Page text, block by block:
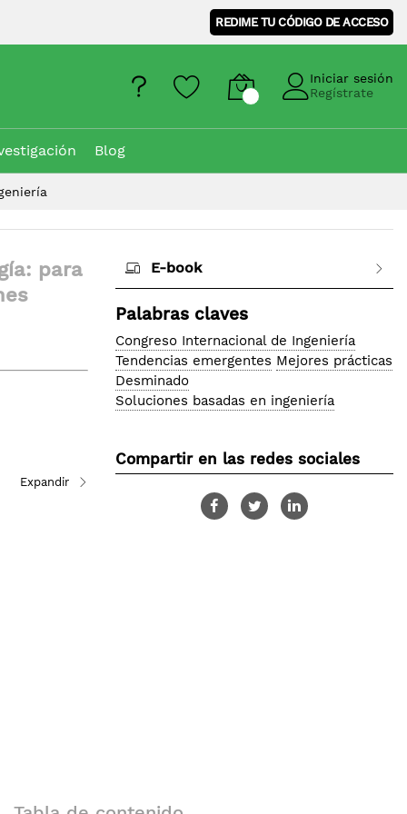
REDIME TU CÓDIGO DE ACCESO
Iniciar sesión
Regístrate
Blog
para
E-book
Palabras claves
Congreso Internacional de Ingeniería
Tendencias emergentes Mejores prácticas
Desminado
Soluciones basadas en ingeniería
Compartir en las redes sociales